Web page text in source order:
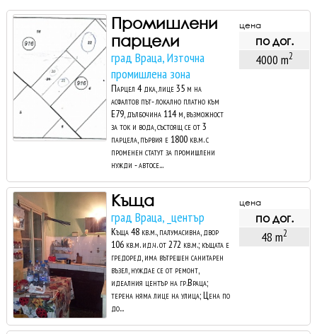
Промишлени
парцели
град Враца, Източна
промишлена зона
Парцел 4 дка, лице 35 м на
асфалтов път- локално платно към
Е79, дълбочина 114 м, възможност
за ток и вода, състоящ се от 3
парцела, първия е 1800 кв.м. с
променен статут за промишлени
нужди - автосе...
цена
по дог.
4000 m2
Къща
град Враца, _център
Къща 48 кв.м., палумасивна, двор
106 кв.м. ид.ч. от 272 кв.м.; къщата е
гредоред, има вътрешен санитарен
възел, нуждае се от ремонт,
идеалния център на гр.Враца;
терена няма лице на улица; Цена по
до...
цена
по дог.
48 m2